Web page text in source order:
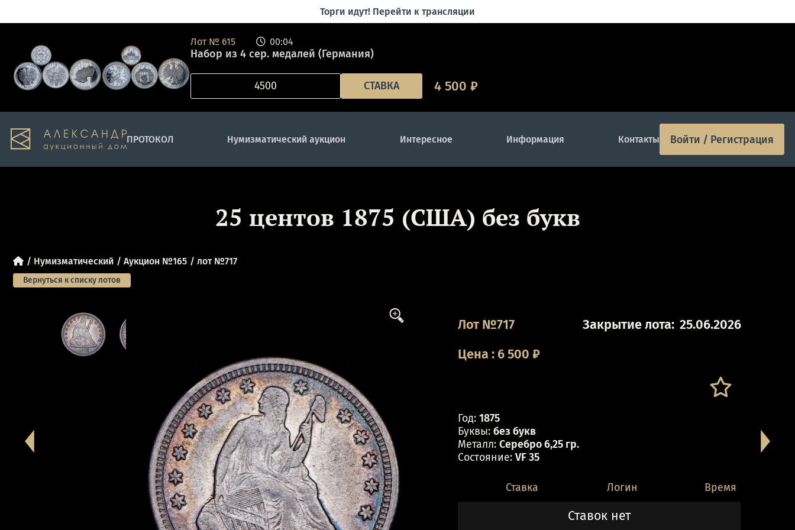
Торги идут! Перейти к трансляции
Лот № 615 00:04
Набор из 4 сер. медалей (Германия)
СТАВКА 4 500 ₽
ПРОТОКОЛ Нумизматический аукцион Интересное Информация Контакты Войти / Регистрация
25 центов 1875 (США) без букв
Нумизматический Аукцион №165 лот №717
Вернуться к списку лотов
Лот №717 Закрытие лота: 25.06.2026
Цена: 6 500 ₽
Год: 1875
Буквы: без букв
Металл: Серебро 6,25 гр.
Состояние: VF 35
Ставка Логин Время
Ставок нет